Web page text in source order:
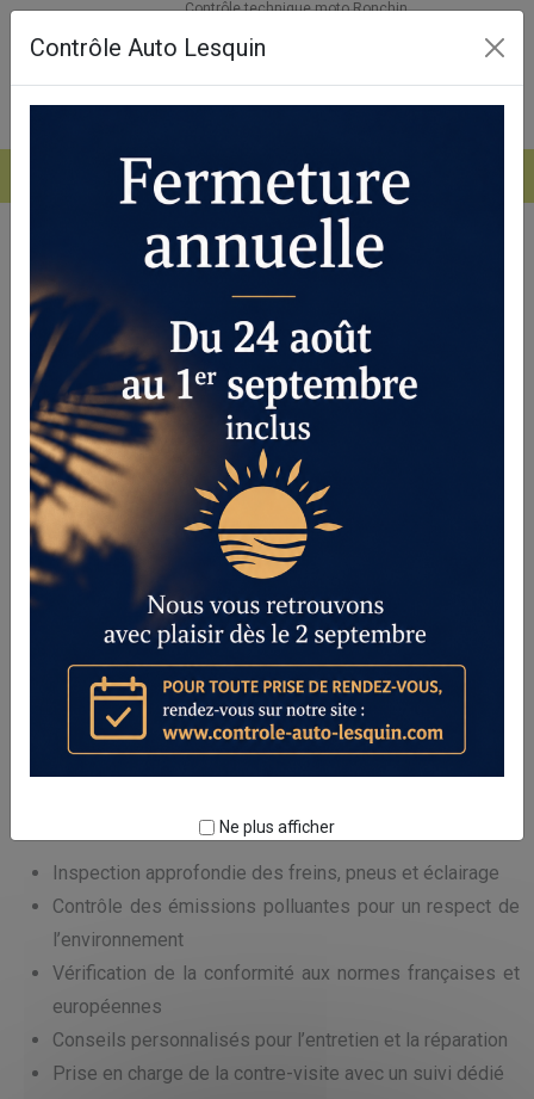
Contrôle technique moto Ronchin
Contrôle Auto Lesquin
Ne plus afficher
03.20.35.91.95
Contrôle technique moto Ronchin : votre
sécurité avant tout
Notre société vous accompagne pour réaliser un
technique moto Ronchinfiable et rapide. Nous mettons un
point d’honneur à garantir la sécurité de votre deux-roues
tout en respectant les normes en vigueur. Que vous soyez à
Ronchin ou dans ses environs, notre expertise est à votre
service pour un service de qualité.
Service complet de contrôle technique moto
près de Ronchin
Nous proposons un service complet decontrôle technique
adapté à chaque type de moto, réalisé par des
techniciens qualifiés. Notre centre est équipé pour détecter
toutes les anomalies liées à la sécurité et à la conformité de
votre véhicule. En choisissant notre établissement, vous
Inspection approfondie des freins, pneus et éclairage
Contrôle des émissions polluantes pour un respect de
l’environnement
Vérification de la conformité aux normes françaises et
européennes
Conseils personnalisés pour l’entretien et la réparation
Prise en charge de la contre-visite avec un suivi dédié